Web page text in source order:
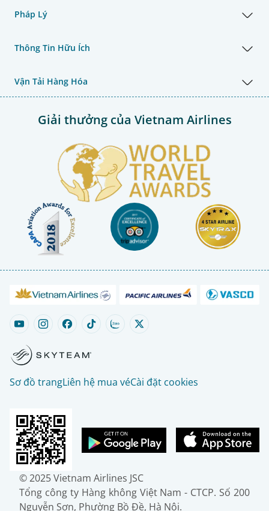
Pháp Lý
Thông Tin Hữu Ích
Vận Tải Hàng Hóa
Giải thưởng của Vietnam Airlines
Sơ đồ trangLiên hệ mua véCài đặt cookies
© 2025 Vietnam Airlines JSC
Tổng công ty Hàng không Việt Nam - CTCP. Số 200
Nguyễn Sơn, Phường Bồ Đề, Hà Nội.